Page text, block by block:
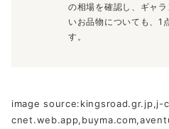
の相場を確認し、ギャ
いお品物についても、1
す。
image source:kingsroad.gr.jp,j-